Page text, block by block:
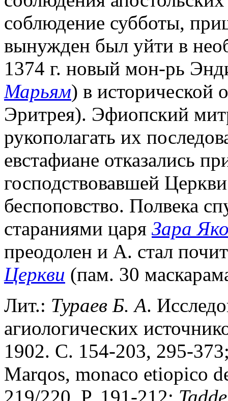
соблюдение субботы,
вынужден был уйти в
1374 г. новый мон-рь
Марьям) в
Эритрея). Эфиопский
рукополагать их
евстафиане отказались
господствовавшей
беспоповство. Полвека
стараниями царя Зара
преодолен и А. стал
Церкви (пам. 30
Лит.: Тураев Б. А.
агиологических
1902. С. 154-203, 295-
Marqos, monaco etiopico
219/220. P. 191-212;